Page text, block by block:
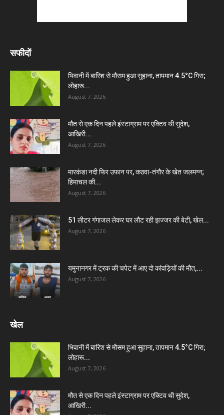
सफीदों
भिवानी में बारिश से मौसम हुआ सुहाना, तापमान 4.5°C गिरा;
लोहारू...
August 7, 2026
मौत से एक दिन पहले इंस्टाग्राम पर एक्टिव थी सुदेश,
आखिरी...
August 7, 2026
मारकंडा नदी फिर उफान पर, कठवा-तंगौर के खेत जलमग्न;
हिमाचल की...
August 7, 2026
51 लीटर गंगाजल लेकर घर लौट रही झज्जर की बेटी, खेल...
August 7, 2026
यमुनानगर में ट्रक की चपेट में आए दो कांवड़ियों की मौत,...
August 7, 2026
खेल
भिवानी में बारिश से मौसम हुआ सुहाना, तापमान 4.5°C गिरा;
लोहारू...
August 7, 2026
मौत से एक दिन पहले इंस्टाग्राम पर एक्टिव थी सुदेश,
आखिरी...